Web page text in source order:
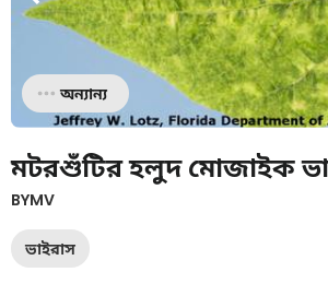
অন্যান্য
মটরশুঁটির হলুদ মোজাইক
BYMV
ভাইরাস